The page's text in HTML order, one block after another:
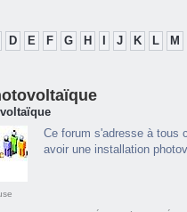
D E F G H J K L M
Ce forum s'adresse à tous
avoir une installation